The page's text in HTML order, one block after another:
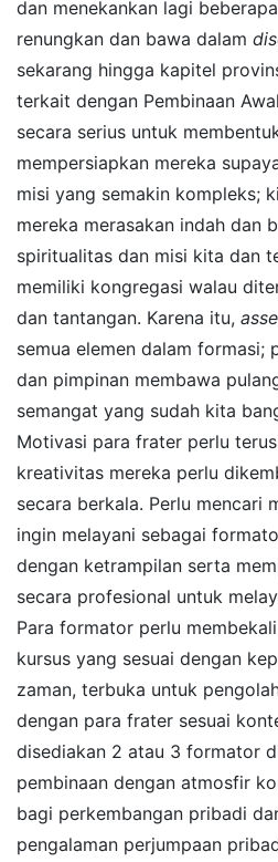
dan menekankan lagi
renungkan dan bawa dalam
sekarang hingga kapitel
terkait dengan Pembinaan
secara serius untuk
mempersiapkan mereka
misi yang semakin kompleks;
mereka merasakan indah dan
spiritualitas dan misi kita dan
memiliki kongregasi walau
dan tantangan. Karena itu,
semua elemen dalam formasi;
dan pimpinan membawa
semangat yang sudah kita
Motivasi para frater perlu
kreativitas mereka perlu
secara berkala. Perlu mencari
ingin melayani sebagai
dengan ketrampilan serta
secara profesional untuk
Para formator perlu
kursus yang sesuai dengan
zaman, terbuka untuk
dengan para frater sesuai
disediakan 2 atau 3 formator
pembinaan dengan atmosfir
bagi perkembangan pribadi
pengalaman perjumpaan